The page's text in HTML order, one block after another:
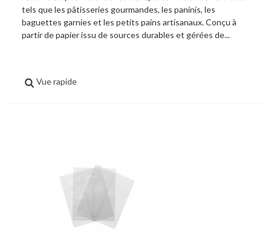
tels que les pâtisseries gourmandes, les paninis, les
baguettes garnies et les petits pains artisanaux. Conçu à
partir de papier issu de sources durables et gérées de...
Vue rapide